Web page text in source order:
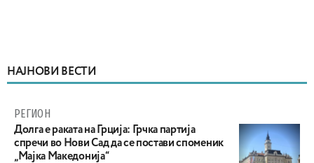
НАЈНОВИ ВЕСТИ
РЕГИОН
Долга е раката на Грција: Грчка партија
спречи во Нови Сад да се постави споменик
„Мајка Македонија“